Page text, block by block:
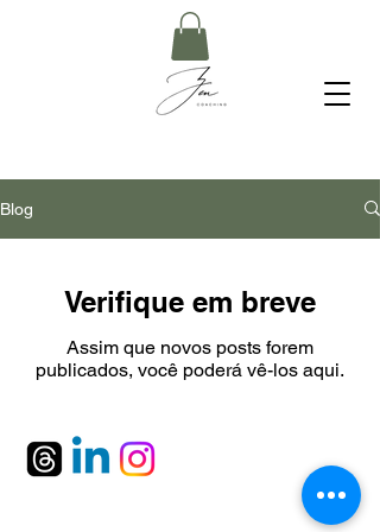
Blog
Verifique em breve
Assim que novos posts forem
publicados, você poderá vê-los aqui.